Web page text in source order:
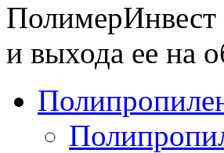
ПолимерИнвест
и выхода ее на